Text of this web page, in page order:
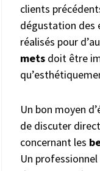
clients
dégustation des
réalisés pour
mets doit être
Un bon moyen
de discuter
concernant les
Un